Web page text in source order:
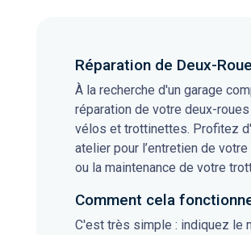
Réparation de Deux-
À la recherche d'un garage
réparation de votre deux-
vélos et trottinettes. Profitez
atelier pour l’entretien de
ou la maintenance de votre
Comment cela
C'est très simple : indiquez le